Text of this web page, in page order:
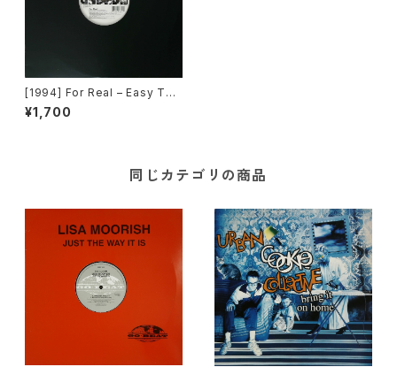
[1994] For Real – Easy To
Love [A&M Records]
¥1,700
同じカテゴリの商品